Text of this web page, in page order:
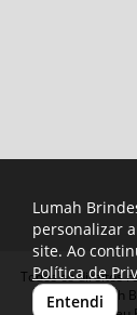
Todos os direitos
Lumah
Lumah
personalizar
site. Ao
Política de
Entendi